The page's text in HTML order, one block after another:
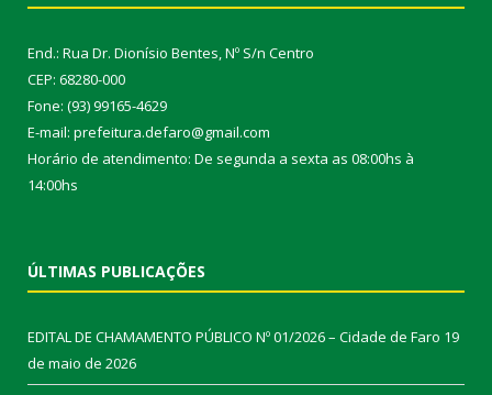
End.: Rua Dr. Dionísio Bentes, Nº S/n Centro
CEP: 68280-000
Fone: (93) 99165-4629
E-mail: prefeitura.defaro@gmail.com
Horário de atendimento: De segunda a sexta as 08:00hs à
14:00hs
ÚLTIMAS PUBLICAÇÕES
EDITAL DE CHAMAMENTO PÚBLICO Nº 01/2026 – Cidade de Faro 19
de maio de 2026